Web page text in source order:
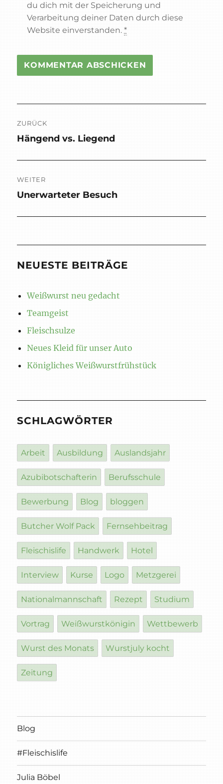
du dich mit der Speicherung und
Verarbeitung deiner Daten durch diese
Website einverstanden.*
ZURÜCK
Vorheriger
Hängend vs. Liegend
WEITER
Nächster
Unerwarteter Besuch
NEUESTE BEITRÄGE
Weißwurst neu gedacht
Teamgeist
Fleischsulze
Neues Kleid für unser Auto
Königliches Weißwurstfrühstück
SCHLAGWÖRTER
Arbeit Ausbildung Auslandsjahr
Azubibotschafterin Berufsschule
Bewerbung Blog bloggen
Butcher Wolf Pack Fernsehbeitrag
Fleischislife Handwerk Hotel
Interview Kurse Logo Metzgerei
Nationalmannschaft Rezept Studium
Vortrag Weißwurstkönigin Wettbewerb
Wurst des Monats Wurstjuly kocht
Zeitung
Blog
#Fleischislife
Julia Böbel